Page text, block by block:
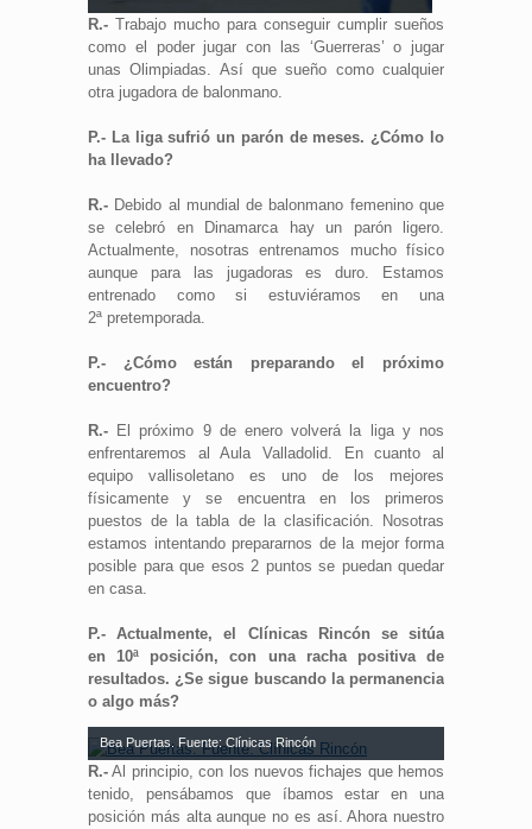
R.- Trabajo mucho para conseguir cumplir sueños
como el poder jugar con las ‘Guerreras’ o jugar
unas Olimpiadas. Así que sueño como cualquier
otra jugadora de balonmano.
P.- La liga sufrió un parón de meses. ¿Cómo lo
ha llevado?
R.- Debido al mundial de balonmano femenino que
se celebró en Dinamarca hay un parón ligero.
Actualmente, nosotras entrenamos mucho físico
aunque para las jugadoras es duro. Estamos
entrenado como si estuviéramos en una
2ª pretemporada.
P.- ¿Cómo están preparando el próximo
encuentro?
R.- El próximo 9 de enero volverá la liga y nos
enfrentaremos al Aula Valladolid. En cuanto al
equipo vallisoletano es uno de los mejores
físicamente y se encuentra en los primeros
puestos de la tabla de la clasificación. Nosotras
estamos intentando prepararnos de la mejor forma
posible para que esos 2 puntos se puedan quedar
en casa.
P.- Actualmente, el Clínicas Rincón se sitúa
en 10ª posición, con una racha positiva de
resultados. ¿Se sigue buscando la permanencia
o algo más?
Bea Puertas. Fuente: Clínicas Rincón
R.- Al principio, con los nuevos fichajes que hemos
tenido, pensábamos que íbamos estar en una
posición más alta aunque no es así. Ahora nuestro